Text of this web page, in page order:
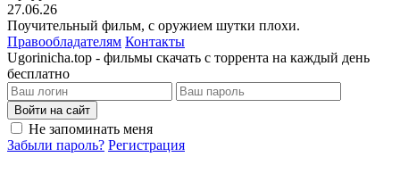
27.06.26
Поучительный фильм, с оружием шутки плохи.
Правообладателям Контакты
Ugorinicha.top - фильмы скачать с торрента на каждый день
бесплатно
Войти на сайт
Не запоминать меня
Забыли пароль? Регистрация